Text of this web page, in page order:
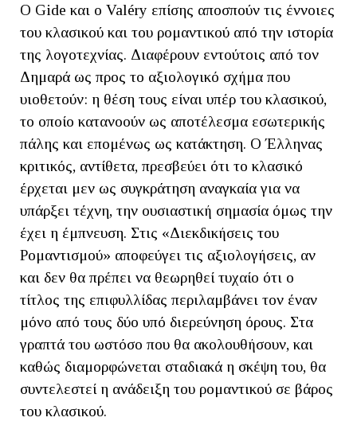
Ο Gide και ο Valéry επίσης αποσπούν τις έννοιες
του κλασικού και του ρομαντικού από την ιστορία
της λογοτεχνίας. Διαφέρουν εντούτοις από τον
Δημαρά ως προς το αξιολογικό σχήμα που
υιοθετούν: η θέση τους είναι υπέρ του κλασικού,
το οποίο κατανοούν ως αποτέλεσμα εσωτερικής
πάλης και επομένως ως κατάκτηση. Ο Έλληνας
κριτικός, αντίθετα, πρεσβεύει ότι το κλασικό
έρχεται μεν ως συγκράτηση αναγκαία για να
υπάρξει τέχνη, την ουσιαστική σημασία όμως την
έχει η έμπνευση. Στις «Διεκδικήσεις του
Ρομαντισμού» αποφεύγει τις αξιολογήσεις, αν
και δεν θα πρέπει να θεωρηθεί τυχαίο ότι ο
τίτλος της επιφυλλίδας περιλαμβάνει τον έναν
μόνο από τους δύο υπό διερεύνηση όρους. Στα
γραπτά του ωστόσο που θα ακολουθήσουν, και
καθώς διαμορφώνεται σταδιακά η σκέψη του, θα
συντελεστεί η ανάδειξη του ρομαντικού σε βάρος
του κλασικού.